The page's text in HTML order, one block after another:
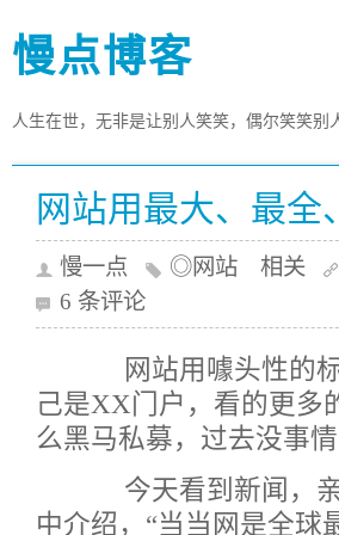
慢点博客
人生在世，无非是让别人笑笑，偶尔笑笑别
网站用最大、最全
慢一点 ◎网站 相关
6 条评论
网站用噱头性的标
己是XX门户，看的更多
么黑马私募，过去没事
今天看到新闻，亲
中介绍，“当当网是全球